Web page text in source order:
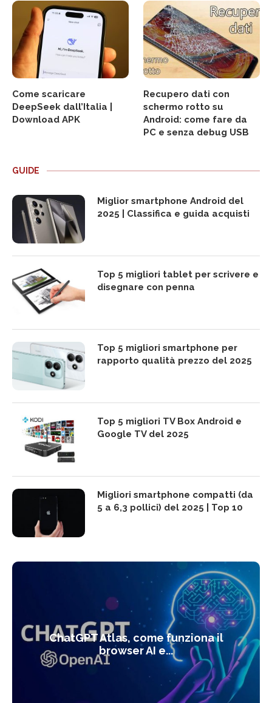
Come scaricare
DeepSeek dall’Italia |
Download APK
Recupero dati con
schermo rotto su
Android: come fare da
PC e senza debug USB
GUIDE
Miglior smartphone Android del
2025 | Classifica e guida acquisti
Top 5 migliori tablet per scrivere e
disegnare con penna
Top 5 migliori smartphone per
rapporto qualità prezzo del 2025
Top 5 migliori TV Box Android e
Google TV del 2025
Migliori smartphone compatti (da
5 a 6,3 pollici) del 2025 | Top 10
ChatGPT Atlas, come funziona il
browser AI e...